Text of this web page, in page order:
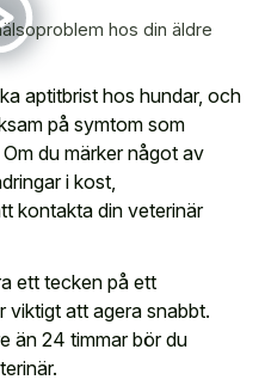
hos din äldre
aptitbrist hos hundar, och
på symtom som
du märker något av
i kost,
kontakta din veterinär
ett tecken på ett
viktigt att agera snabbt.
än 24 timmar bör du